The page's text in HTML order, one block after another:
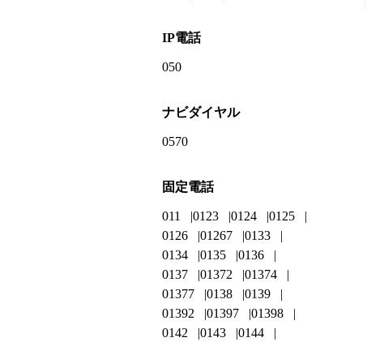
IP電話
050
ナビダイヤル
0570
固定電話
011 0123 0124
0125
0126
01267
0133
0134
0135
0136
0137
01372
01374
01377
0138
0139
01392
01397
01398
0142
0143
0144